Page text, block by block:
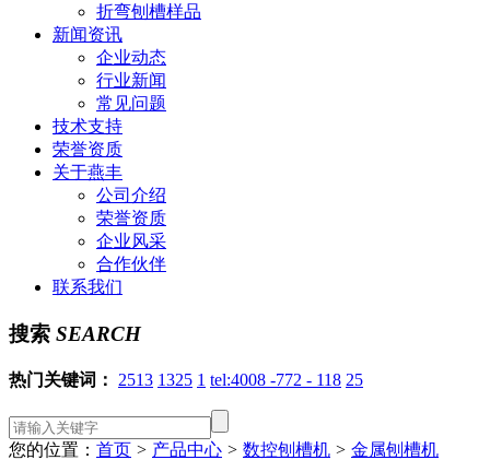
折弯刨槽样品
新闻资讯
企业动态
行业新闻
常见问题
技术支持
荣誉资质
关于燕丰
公司介绍
荣誉资质
企业风采
合作伙伴
联系我们
搜索 SEARCH
热门关键词： 2513 1325 1 tel:4008 -772 - 118 25
您的位置： 首页 > 产品中心 > 数控刨槽机 > 金属刨槽机